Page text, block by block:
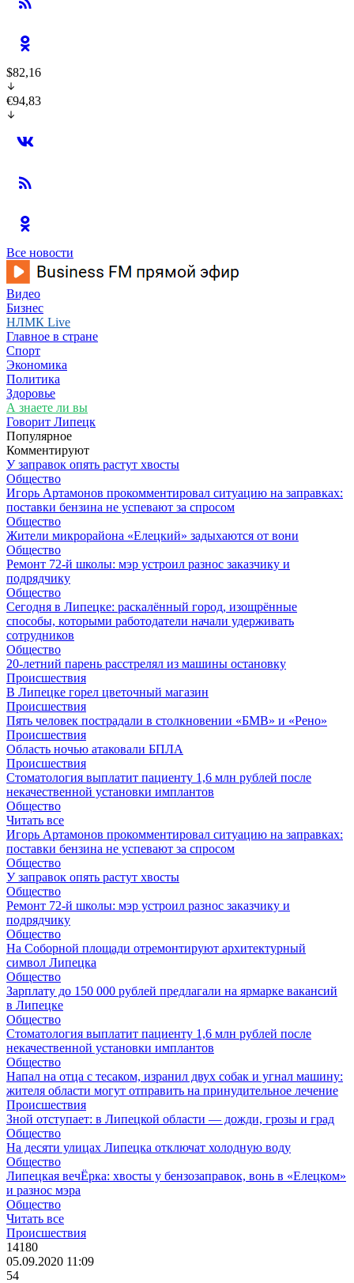
$82,16
€94,83
Все новости
Видео
Бизнес
НЛМК Live
Главное в стране
Спорт
Экономика
Политика
Здоровье
А знаете ли вы
Говорит Липецк
Популярное
Комментируют
У заправок опять растут хвосты
Общество
Игорь Артамонов прокомментировал ситуацию на заправках:
поставки бензина не успевают за спросом
Общество
Жители микрорайона «Елецкий» задыхаются от вони
Общество
Ремонт 72‑й школы: мэр устроил разнос заказчику и
подрядчику
Общество
Сегодня в Липецке: раскалённый город, изощрённые
способы, которыми работодатели начали удерживать
сотрудников
Общество
20-летний парень расстрелял из машины остановку
Происшествия
В Липецке горел цветочный магазин
Происшествия
Пять человек пострадали в столкновении «БМВ» и «Рено»
Происшествия
Область ночью атаковали БПЛА
Происшествия
Стоматология выплатит пациенту 1,6 млн рублей после
некачественной установки имплантов
Общество
Читать все
Игорь Артамонов прокомментировал ситуацию на заправках:
поставки бензина не успевают за спросом
Общество
У заправок опять растут хвосты
Общество
Ремонт 72‑й школы: мэр устроил разнос заказчику и
подрядчику
Общество
На Соборной площади отремонтируют архитектурный
символ Липецка
Общество
Зарплату до 150 000 рублей предлагали на ярмарке вакансий
в Липецке
Общество
Стоматология выплатит пациенту 1,6 млн рублей после
некачественной установки имплантов
Общество
Напал на отца с тесаком, изранил двух собак и угнал машину:
жителя области могут отправить на принудительное лечение
Происшествия
Зной отступает: в Липецкой области — дожди, грозы и град
Общество
На десяти улицах Липецка отключат холодную воду
Общество
Липецкая вечЁрка: хвосты у бензозаправок, вонь в «Елецком»
и разнос мэра
Общество
Читать все
Происшествия
14180
05.09.2020 11:09
54